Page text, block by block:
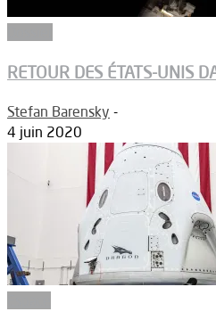
RETOUR DES ÉTATS-UNIS
Stefan Barensky -
4 juin 2020